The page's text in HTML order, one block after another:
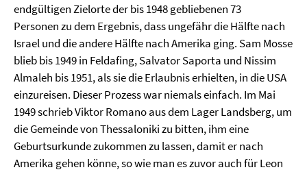
endgültigen Zielorte der bis 1948 gebliebenen 73
Personen zu dem Ergebnis, dass ungefähr die Hälfte nach
Israel und die andere Hälfte nach Amerika ging. Sam Mosse
blieb bis 1949 in Feldafing, Salvator Saporta und Nissim
Almaleh bis 1951, als sie die Erlaubnis erhielten, in die USA
einzureisen. Dieser Prozess war niemals einfach. Im Mai
1949 schrieb Viktor Romano aus dem Lager Landsberg, um
die Gemeinde von Thessaloniki zu bitten, ihm eine
Geburtsurkunde zukommen zu lassen, damit er nach
Amerika gehen könne, so wie man es zuvor auch für Leon